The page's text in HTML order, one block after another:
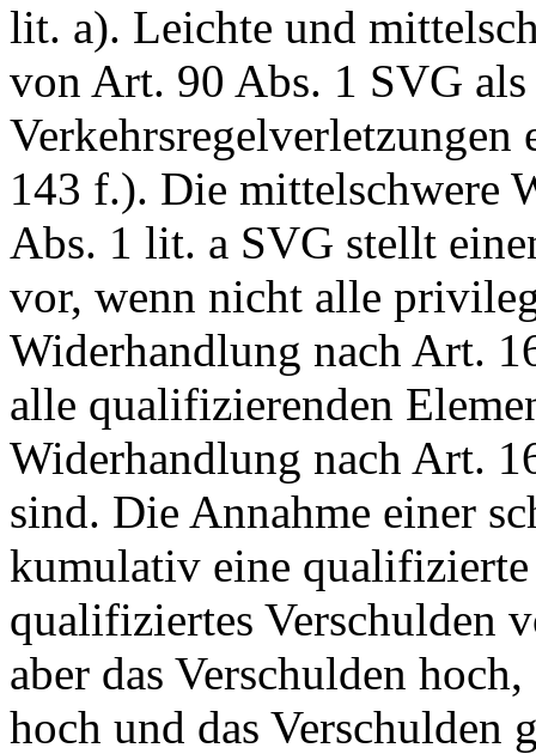
lit. a). Leichte und
von Art. 90 Abs. 1 SVG
Verkehrsregelverletzungen
143 f.). Die mittelschwere
Abs. 1 lit. a SVG stellt
vor, wenn nicht alle
Widerhandlung nach Art.
alle qualifizierenden
Widerhandlung nach Art.
sind. Die Annahme einer
kumulativ eine
qualifiziertes Verschulden
aber das Verschulden
hoch und das Verschulden